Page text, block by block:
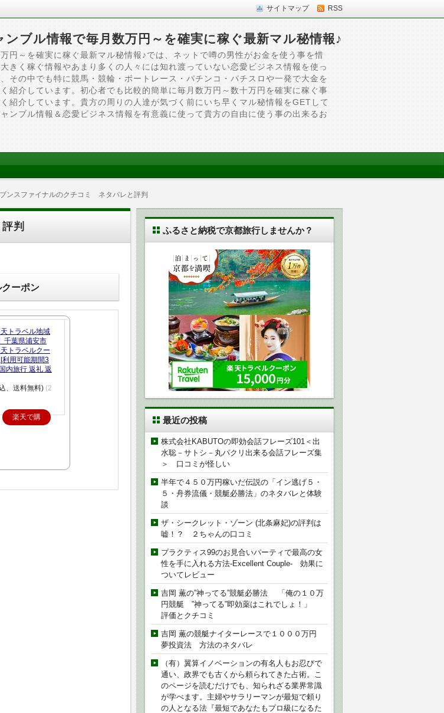
サイトマップ RSS
ブル情報で毎月数万円～を確実に稼ぐ最新マル秘情報♪
円～を確実に稼ぐ最新マル秘情報♪では、ネットで噂の男性がお金を使う事を惜
きく稼ぐ情報やあまり多くの人々には知れ渡っていない恋愛ビジネス情報を使っ
その中でも特に競馬・競輪・ボートレース・パチンコ・パチスロや一発で大金を
紹介しています。初心者でも比較的簡単に毎月数万円～数十万円を確実に稼ぐ事
紹介しています。貴方の周りの人達が気づく前にいち早くマル秘情報をGETして
ンブル情報＆恋愛ビジネス情報を有意義に使って貴方の自由に使う事の出来るお
ンスファイナルのクチコミ ネタバレと評判
判
ーポン
天トラベル地域
千葉県浦安市
トラベルクー
利用可能期間3
内旅行 返礼 返
、送料無料) (2
楽天で購
ふるさと納税で京都旅行しませんか？
最近の投稿
株式会社KABUTOの即効会話フレーズ101＜出
水聡－サトシ－丸パクリ出来る会話フレーズ集
＞ 口コミが怪しい
半年で４５０万円稼いだ伝説の「イン逃げ５・
５・舟券流儀・競艇必勝法」のネタバレと体験
談
ザ・シークレット・ゾーン (北条麻妃)の評判は
嘘！？ ２ちゃんの口コミ
プラクティス99のお見合いパーティで最高の女
性を手に入れる方法-Excellent Couple- 効果に
ついてレビュー
吉岡 薫の”神ってる”競艇必勝法 「俺の１０万
円競艇 ”神ってる”即効薬はこれでしょ！」
評価とクチコミ
吉岡 薫の競艇ナイターレースで１０００万円
夢投資法 方法のネタバレ
（有）翼算イノベーションの有名人もお忍びで
通い、政界でも古くから頼られてきた占術。こ
のページを読むだけでも、知られざる業界常識
が学べます。主婦やサラリーマンが最短で頼り
の人となる法『最短であなたもプロ級になるた